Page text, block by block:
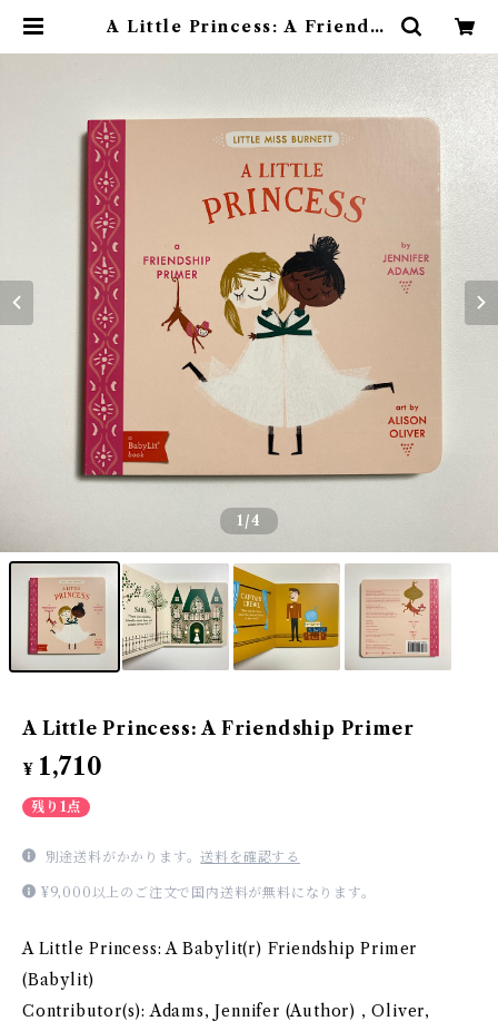
A Little Princess: A Friendsh
1/4
A Little Princess: A Friendship Primer
¥ 1,710
残り1点
別途送料がかかります。送料を確認する
¥9,000以上のご注文で国内送料が無料になります。
A Little Princess: A Babylit(r) Friendship Primer
(Babylit)
Contributor(s): Adams, Jennifer (Author) , Oliver,